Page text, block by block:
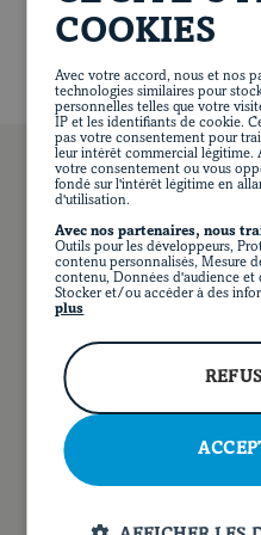
serve.
YOU
COOKIES
Avec votre accord, nous et nos
technologies similaires pour
personnelles telles que votre
IP et les identifiants de cookie.
pas votre consentement pour
leur intérêt commercial légitime.
votre consentement ou vous
fondé sur l'intérêt légitime en
d'utilisation.
Avec nos partenaires, nous
Outils pour les développeurs,
contenu personnalisés, Mesure
contenu, Données d'audience
Stocker et/ou accéder à des
plus